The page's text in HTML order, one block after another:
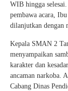
WIB hingga
pembawa acara, Ibu
dilanjutkan dengan
Kepala SMAN 2
menyampaikan
karakter dan
ancaman narkoba.
Cabang Dinas